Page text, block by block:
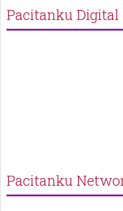
Pacitanku Digital
Pacitanku